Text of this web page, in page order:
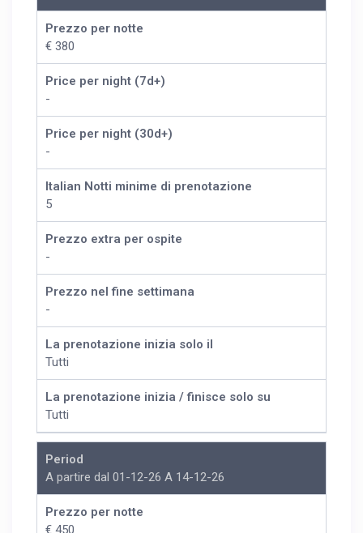
Prezzo per notte
€ 380
Price per night (7d+)
-
Price per night (30d+)
-
Italian Notti minime di prenotazione
5
Prezzo extra per ospite
-
Prezzo nel fine settimana
-
La prenotazione inizia solo il
Tutti
La prenotazione inizia / finisce solo su
Tutti
Period
A partire dal 01-12-26 A 14-12-26
Prezzo per notte
€ 450